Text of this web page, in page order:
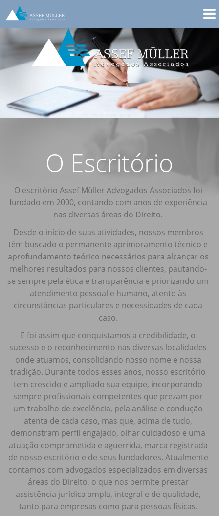
O Escritório
O escritório Assef Müller Advogados Associados foi
fundado em 2000, contando com anos de experiência
nas diversas áreas do Direito.
Desde o início de suas atividades, nossos membros
têm buscado o permanente aprimoramento técnico e
aprofundamento teórico necessários para alcançar os
melhores resultados para nossos clientes, pautando-
se sempre pela ética e transparência e priorizando um
atendimento pessoal e humano, atento às
circunstâncias particulares e necessidades de cada
caso.
E foi assim que conquistamos a credibilidade, o
sucesso e o reconhecimento nas diversas localidades
onde atuamos, consolidando nosso nome e nossa
tradição. Durante todos esses anos, nosso escritório
tem crescido e ampliado sua equipe, incorporando
sempre profissionais competentes que prezam por
um trabalho de excelência, pela análise e condução
atenta de cada caso, mas que, acima de tudo,
demonstram perfil engajado, olhar cuidadoso e uma
atuação comprometida e aguerrida, marca registrada
de nosso escritório e de seus fundadores. Atualmente
contamos com advogados especializados em diversas
áreas do Direito, o que nos permite prestar
assistência jurídica ampla, integral e de qualidade,
tanto para empresas como para pessoas físicas.